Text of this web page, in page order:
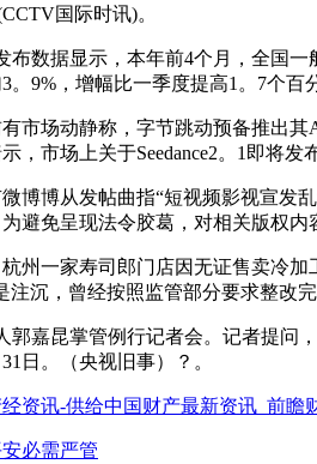
国际时讯)。
据显示，本年前4个月，全国一
。9%，增幅比一季度提高1。7个百
场动静称，字节跳动预备推出其AI
，市场上关于Seedance2。1即将发
博从发帖曲指“短视频影视宣发乱
避免呈现法令胶葛，对相关版权
一家寿司郎门店因无证售卖冷加
注沉，曾经按照监管部分要求整改完
嘉昆掌管例行记者会。记者提问，
日。（央视旧事）？。
资讯-供给中国财产最新资讯_前瞻
必需严管